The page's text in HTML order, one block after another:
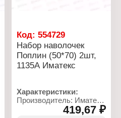
Код:554729
Набор наволочек
Поплин (50*70) 2шт,
1135А Иматекс
Характеристики:
Производитель: Иматекс
Артикул: 1135А419,67 ₽